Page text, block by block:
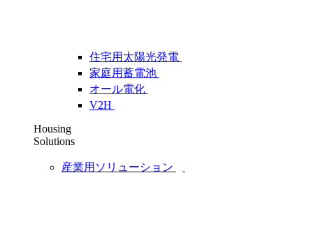
住宅用太陽光発電
家庭用蓄電池
オール電化
V2H
Housing
Solutions
産業用ソリューション